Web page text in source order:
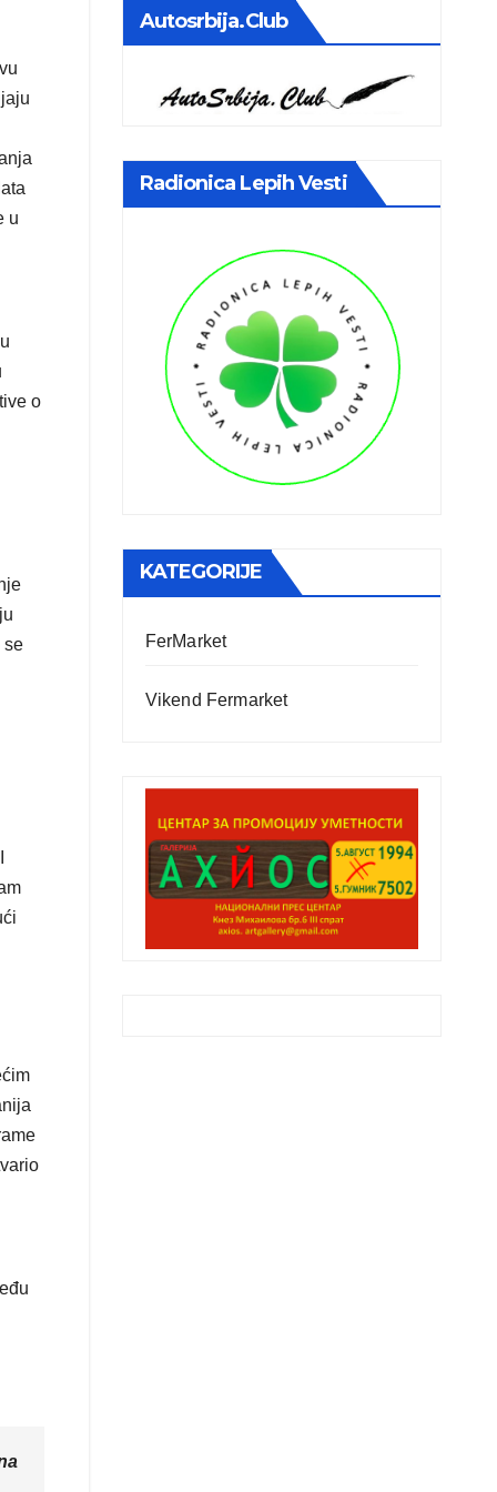
u
o
se
Autosrbija.club
Radionica Lepih Vesti
KATEGORIJE
FerMarket
Vikend Fermarket